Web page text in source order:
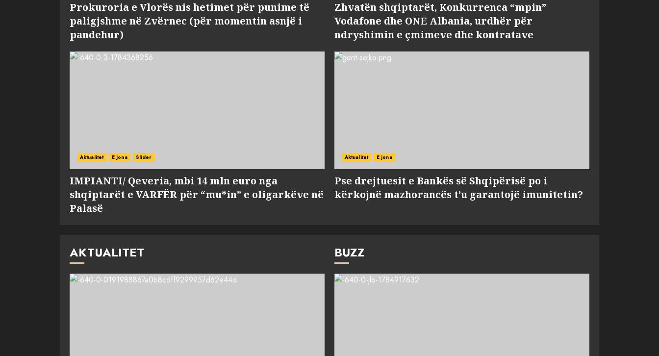
Prokuroria e Vlorës nis hetimet për punime të
paligjshme në Zvërnec (për momentin asnjë i
pandehur)
Zhvatën shqiptarët, Konkurrenca “mpin”
Vodafone dhe ONE Albania, urdhër për
ndryshimin e çmimeve dhe kontratave
Aktualitet E jona Slider
IMPIANTI/ Qeveria, mbi 14 mln euro nga
shqiptarët e VARFËR për “mu*in” e oligarkëve në
Palasë
Aktualitet E jona
Pse drejtuesit e Bankës së Shqipërisë po i
kërkojnë mazhorancës t’u garantojë imunitetin?
AKTUALITET BUZZ